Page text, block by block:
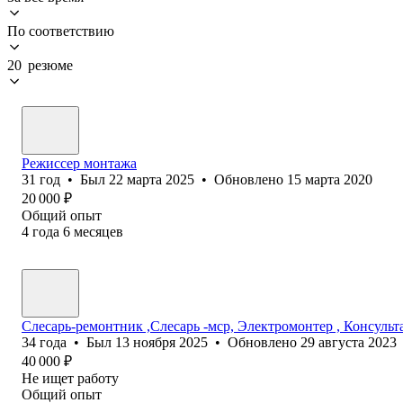
По соответствию
20 резюме
Режиссер монтажа
31 год • Был 22 марта 2025 • Обновлено 15 марта 2020
20 000 ₽
Общий опыт
4 года 6 месяцев
Слесарь-ремонтник ,Слесарь -мср, Электромонтер ,
34 года • Был 13 ноября 2025 • Обновлено 29 августа 2023
40 000 ₽
Не ищет работу
Общий опыт